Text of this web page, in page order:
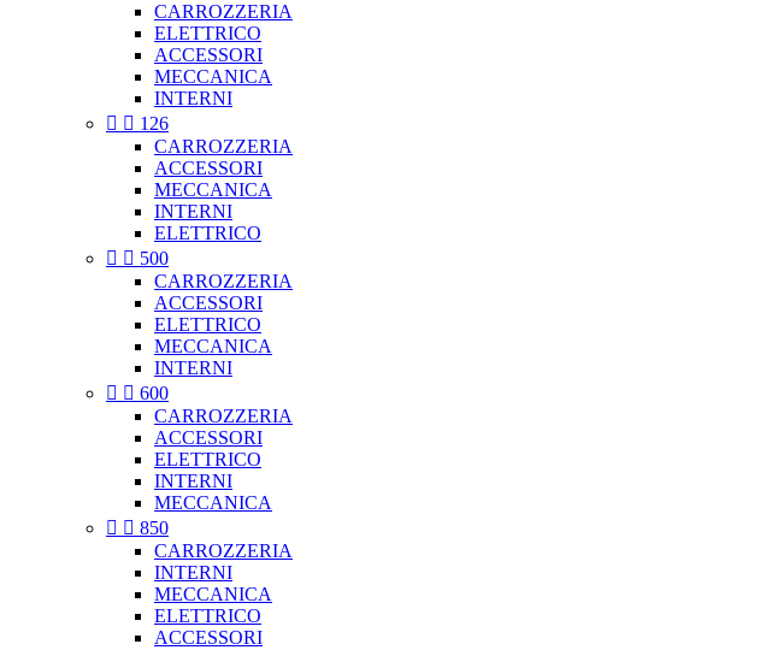
CARROZZERIA
ELETTRICO
ACCESSORI
MECCANICA
INTERNI
  126
CARROZZERIA
ACCESSORI
MECCANICA
INTERNI
ELETTRICO
  500
CARROZZERIA
ACCESSORI
ELETTRICO
MECCANICA
INTERNI
  600
CARROZZERIA
ACCESSORI
ELETTRICO
INTERNI
MECCANICA
  850
CARROZZERIA
INTERNI
MECCANICA
ELETTRICO
ACCESSORI